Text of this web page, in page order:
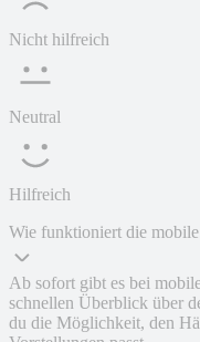
Nicht hilfreich
Neutral
Hilfreich
Wie funktioniert die
Ab sofort gibt es bei
schnellen Überblick über
du die Möglichkeit, den